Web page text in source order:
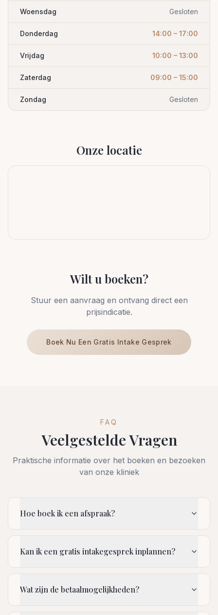
Woensdag Gesloten
Donderdag 14:00 – 17:00
Vrijdag 10:00 – 13:00
Zaterdag 09:00 – 15:00
Zondag Gesloten
Onze locatie
Wilt u boeken?
Stuur een aanvraag en ontvang direct een
prijsindicatie.
Boek Nu Een Gratis Intake Gesprek
FAQ
Veelgestelde Vragen
Praktische informatie over het boeken en bezoeken
van onze kliniek
Hoe boek ik een afspraak?
Kan ik een gratis intakegesprek inplannen?
Wat zijn de betaalmogelijkheden?